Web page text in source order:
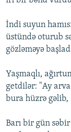
İndi suyun
üstündə oturub
gözləməyə
Yaşmaqlı,
getdilər: "Ay
bura hüzrə gəlib,
Barı bir gün